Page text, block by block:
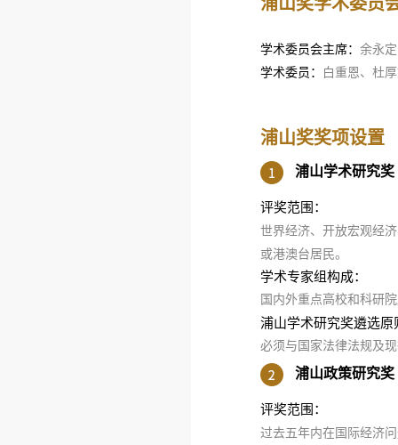
学术委员会主席： 余永定
学术委员：
白重恩、杜
浦山奖奖项设置
浦山学术研究奖
评奖范围：
世界经济、开放宏观经
或港澳台居民。
学术专家组构成：
国内外重点高校和科研
浦山学术研究奖遴选原
必须与国家法律法规及
浦山政策研究奖
评奖范围：
过去五年内在国际经济